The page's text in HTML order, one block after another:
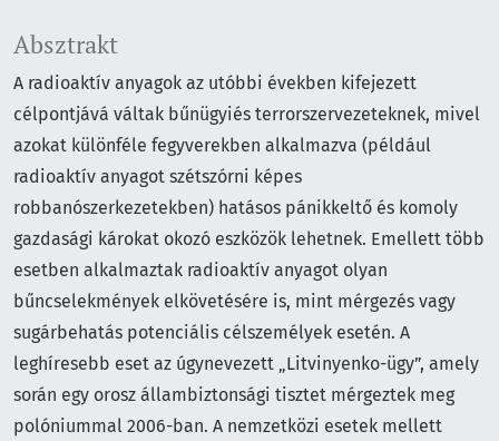
Absztrakt
A radioaktív anyagok az utóbbi években kifejezett
célpontjává váltak bűnügyiés terrorszervezeteknek, mivel
azokat különféle fegyverekben alkalmazva (például
radioaktív anyagot szétszórni képes
robbanószerkezetekben) hatásos pánikkeltő és komoly
gazdasági károkat okozó eszközök lehetnek. Emellett több
esetben alkalmaztak radioaktív anyagot olyan
bűncselekmények elkövetésére is, mint mérgezés vagy
sugárbehatás potenciális célszemélyek esetén. A
leghíresebb eset az úgynevezett „Litvinyenko-ügy”, amely
során egy orosz állambiztonsági tisztet mérgeztek meg
polóniummal 2006-ban. A nemzetközi esetek mellett